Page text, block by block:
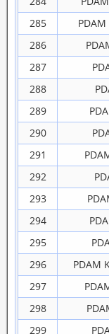
285
286
287
288
289
290
291
292
293
294
295
296
PDAM
297
298
299